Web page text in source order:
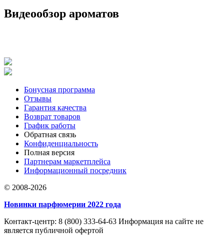
Видеообзор ароматов
Бонусная программа
Отзывы
Гарантия качества
Возврат товаров
График работы
Обратная связь
Конфиденциальность
Полная версия
Партнерам маркетплейса
Информационный посредник
© 2008-2026
Новинки парфюмерии 2022 года
Контакт-центр: 8 (800) 333-64-63 Информация на сайте не
является публичной офертой